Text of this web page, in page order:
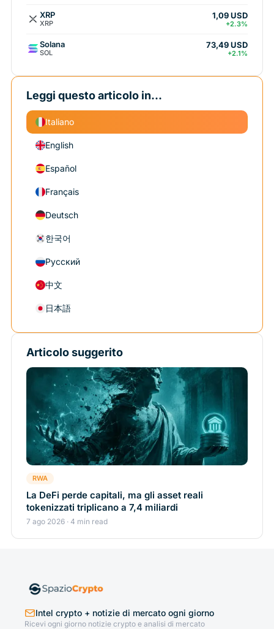
XRP
XRP
1,09 USD
+2.3%
Solana
SOL
73,49 USD
+2.1%
Leggi questo articolo in...
Italiano
English
Español
Français
Deutsch
한국어
Русский
中文
日本語
Articolo suggerito
RWA
La DeFi perde capitali, ma gli asset reali
tokenizzati triplicano a 7,4 miliardi
7 ago 2026 · 4 min read
Intel crypto + notizie di mercato ogni giorno
Ricevi ogni giorno notizie crypto e analisi di mercato